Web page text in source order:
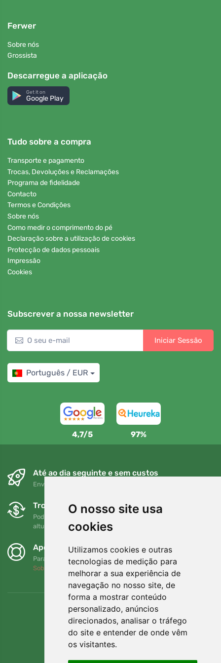
O nosso site usa
cookies
Utilizamos cookies e outras
tecnologias de medição para
melhorar a sua experiência de
navegação no nosso site, de
forma a mostrar conteúdo
personalizado, anúncios
direcionados, analisar o tráfego
do site e entender de onde vêm
os visitantes.
Ferwer
Sobre nós
Grossista
Descarregue a aplicação
Get it on
Google Play
Tudo sobre a compra
Transporte e pagamento
Trocas, Devoluções e Reclamações
Programa de fidelidade
Contacto
Termos e Condições
Sobre nós
Como medir o comprimento do pé
Declaração sobre a utilização de cookies
Protecção de dados pessoais
Impressão
Cookies
Subscrever a nossa newsletter
Iniciar Sessão
Português / EUR
4,7/5 97%
Até ao dia seguinte e sem custos
Envio gratuito para encomendas superiores a 80 EUR
Trocas e devoluções gratuitas
Pode devolver ou trocar a sua encomenda em qualquer
altura no prazo de 90 dias
Apoiamos a Trees.org
Para cada encomenda plantamos uma árvore! Leia mais
Sobre nós